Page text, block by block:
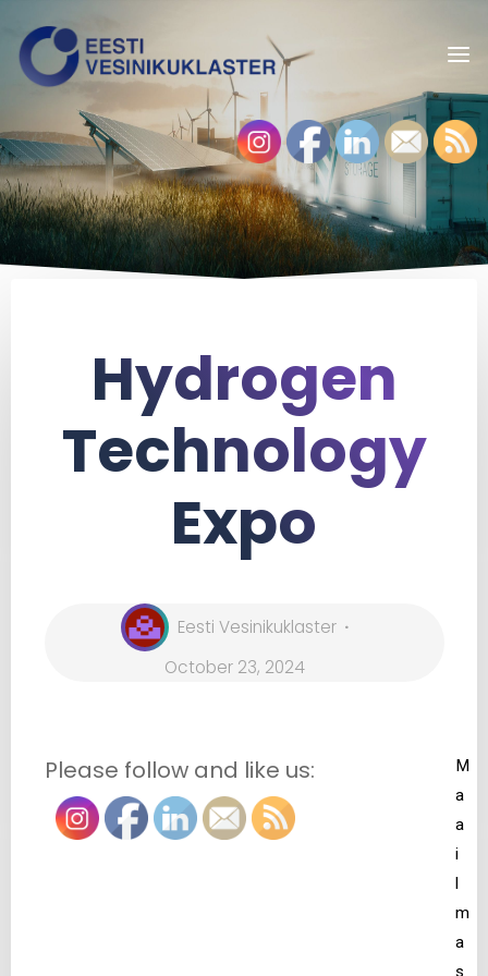
Hydrogen
Technology
Expo
Eesti Vesinikuklaster
October 23, 2024
Please follow and like us:
M
a
a
i
l
m
a
s